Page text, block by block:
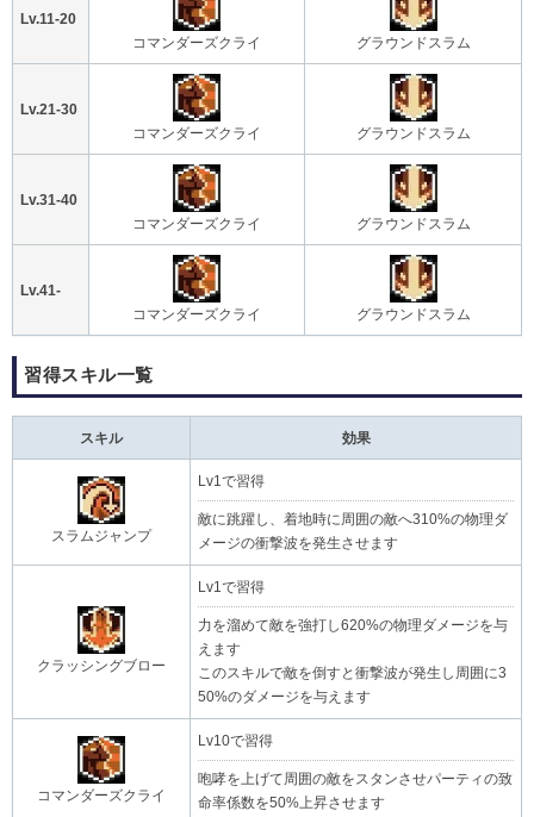
Lv.11-20
コマンダーズクライ
グラウンドスラム
Lv.21-30
コマンダーズクライ
グラウンドスラム
Lv.31-40
コマンダーズクライ
グラウンドスラム
Lv.41-
コマンダーズクライ
グラウンドスラム
習得スキル一覧
スキル 効果
スラムジャンプ
Lv1で習得
敵に跳躍し、着地時に周囲の敵へ310%の物理ダ
メージの衝撃波を発生させます
クラッシングブロー
Lv1で習得
力を溜めて敵を強打し620%の物理ダメージを与
えます
このスキルで敵を倒すと衝撃波が発生し周囲に3
50%のダメージを与えます
コマンダーズクライ
Lv10で習得
咆哮を上げて周囲の敵をスタンさせパーティの致
命率係数を50%上昇させます